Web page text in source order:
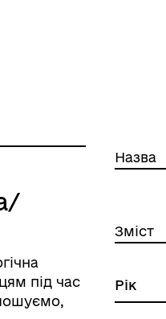
під час
Назва
Зміст